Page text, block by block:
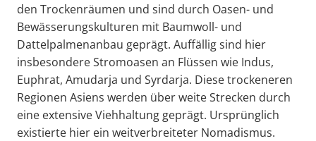
den Trockenräumen und sind durch Oasen- und
Bewässerungskulturen mit Baumwoll- und
Dattelpalmenanbau geprägt. Auffällig sind hier
insbesondere Stromoasen an Flüssen wie Indus,
Euphrat, Amudarja und Syrdarja. Diese trockeneren
Regionen Asiens werden über weite Strecken durch
eine extensive Viehhaltung geprägt. Ursprünglich
existierte hier ein weitverbreiteter Nomadismus.